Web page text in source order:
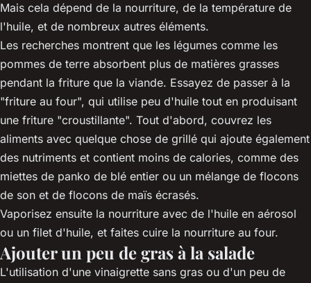
Mais cela dépend de la nourriture, de la température de
l'huile, et de nombreux autres éléments.
Les recherches montrent que les légumes comme les
pommes de terre absorbent plus de matières grasses
pendant la friture que la viande. Essayez de passer à la
"friture au four", qui utilise peu d'huile tout en produisant
une friture "croustillante". Tout d'abord, couvrez les
aliments avec quelque chose de grillé qui ajoute également
des nutriments et contient moins de calories, comme des
miettes de panko de blé entier ou un mélange de flocons
de son et de flocons de maïs écrasés.
Vaporisez ensuite la nourriture avec de l'huile en aérosol
ou un filet d'huile, et faites cuire la nourriture au four.
Ajouter un peu de gras à la salade
L'utilisation d'une vinaigrette sans gras ou d'un peu de